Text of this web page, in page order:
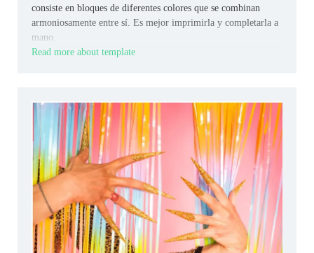
consiste en bloques de diferentes colores que se combinan
armoniosamente entre sí. Es mejor imprimirla y completarla a
mano.
Read more about template